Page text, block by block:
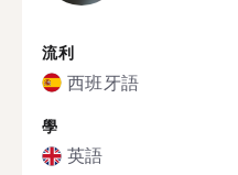
流利
西班牙語
學
英語